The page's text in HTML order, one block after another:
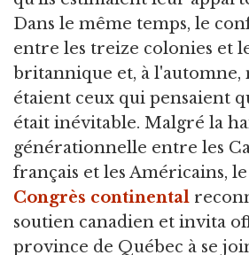
Dans le même temps, le
entre les treize colonies et
britannique et, à
étaient ceux qui pensaient
était inévitable. Malgré la
générationnelle entre les
français et les Américains, le
Congrès continental
soutien canadien et invita
province de Québec à se